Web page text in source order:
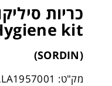
כריות
kit
(SORDIN)
מק"ט: ALA1957001